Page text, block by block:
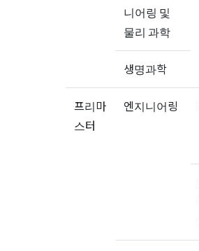
니어링 및
물리 과학
생명과학
프리마
스터
엔지니어링